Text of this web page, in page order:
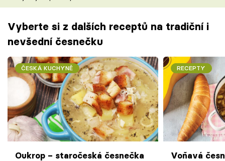
Vyberte si z dalších receptů na tradiční i
nevšední česnečku
ČESKÁ KUCHYNĚ
Oukrop – staročeská česnečka
RECEPTY
Voňavá